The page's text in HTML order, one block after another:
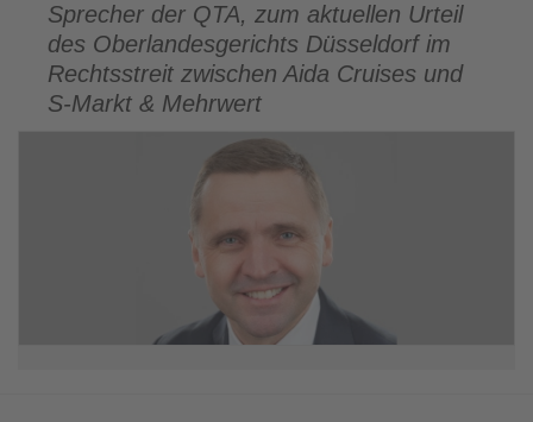
Wissen,
was
Sprecher der QTA, zum aktuellen Urteil
des Oberlandesgerichts Düsseldorf im
Rechtsstreit zwischen Aida Cruises und
S-Markt & Mehrwert